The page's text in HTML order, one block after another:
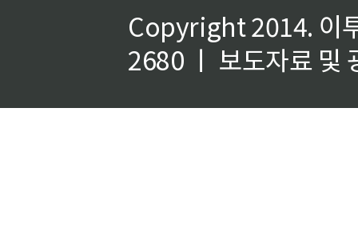
Copyright 2014. 이
2680 ㅣ 보도자료